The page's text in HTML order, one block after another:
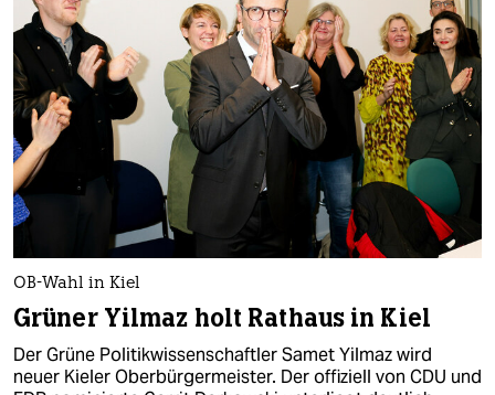
OB-Wahl in Kiel
Grüner Yilmaz holt Rathaus in Kiel
Der Grüne Politikwissenschaftler Samet Yilmaz wird
neuer Kieler Oberbürgermeister. Der offiziell von CDU und